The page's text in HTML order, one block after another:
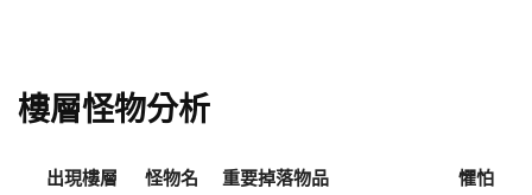
樓層怪物分析
出現樓層
怪物名
重要掉落物品
懼怕